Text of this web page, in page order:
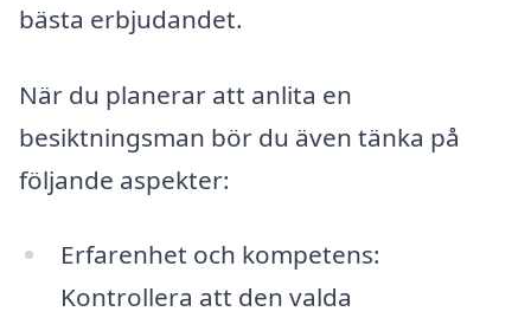
bästa erbjudandet.
När du planerar att anlita en
besiktningsman bör du även tänka på
följande aspekter:
Erfarenhet och kompetens:
Kontrollera att den valda